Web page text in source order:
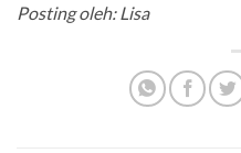
Posting oleh: Lisa